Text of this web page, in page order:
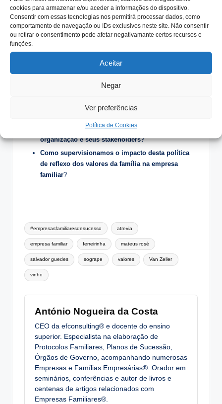
cookies para armazenar e/ou aceder a informações do dispositivo.
Consentir com essas tecnologias nos permitirá processar dados, como
comportamento de navegação ou IDs exclusivos neste site. Não consentir
ou retirar o consentimento pode afetar negativamante certos recursos e
funções.
Aceitar
Negar
Ver preferências
Política de Cookies
empresarial
Para percecionar a história da Sogrape é necessário
revisitar o percurso de desenvolvimento do seu visionário
fundador e dos seus sucessores, que souberam prosseguir
Quais são os principais valores da família que
Esses valores da família são bem aceites pela
organização e seus stakeholders?
Como supervisionamos o impacto desta política
de reflexo dos valores da família na empresa
familiar?
Tags:
#empresasfamiliaresdesucesso atrevia
empresa familiar ferreirinha mateus rosé
salvador guedes sogrape valores Van Zeller
vinho
António Nogueira da Costa
CEO da efconsulting® e docente do ensino
superior. Especialista na elaboração de
Protocolos Familiares, Planos de Sucessão,
Órgãos de Governo, acompanhando numerosas
Empresas e Famílias Empresárias®. Orador em
seminários, conferências e autor de livros e
centenas de artigos relacionados com
Empresas Familiares®.